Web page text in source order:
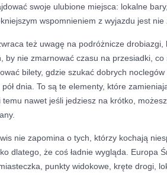
swoje ulubione miejsca: lokalne
wspomnieniem z wyjazdu jest
też uwagę na podróżnicze
by nie zmarnować czasu na przesiadki,
bilety, gdzie szukać dobrych
dnia. To są te elementy, które
nawet jeśli jedziesz na krótko,
nie zapomina o tych, którzy kochają
dlatego, że coś ładnie wygląda. Europa
punkty widokowe, kręte drogi,